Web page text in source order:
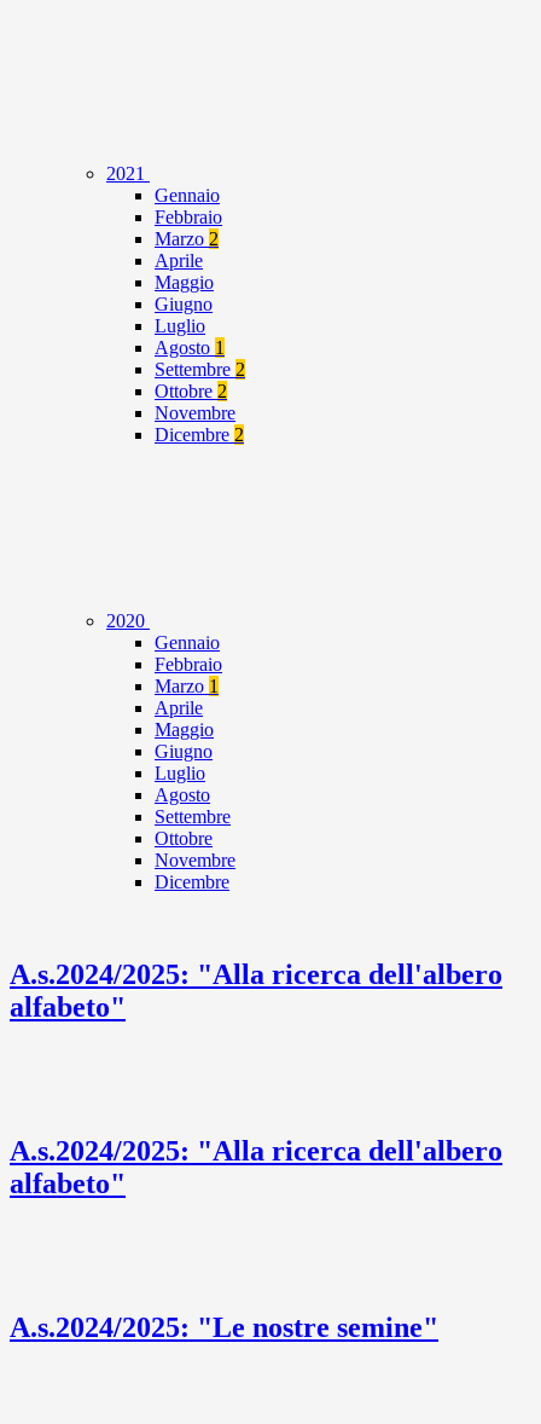
2021
Gennaio
Febbraio
Marzo 2
Aprile
Maggio
Giugno
Luglio
Agosto 1
Settembre 2
Ottobre 2
Novembre
Dicembre 2
2020
Gennaio
Febbraio
Marzo 1
Aprile
Maggio
Giugno
Luglio
Agosto
Settembre
Ottobre
Novembre
Dicembre
A.s.2024/2025: "Alla ricerca dell'albero
alfabeto"
A.s.2024/2025: "Alla ricerca dell'albero
alfabeto"
A.s.2024/2025: "Le nostre semine"